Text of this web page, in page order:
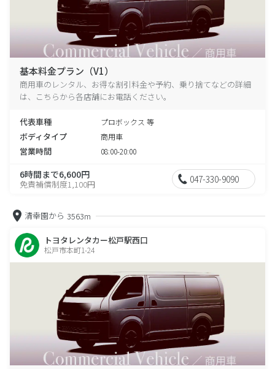
基本料金プラン（V1）
商用車のレンタル、お得な割引料金や予約、乗り捨てなどの詳細
は、こちらから各店舗にお電話ください。
代表車種 プロボックス 等
ボディタイプ 商用車
営業時間 08:00-20:00
6時間まで6,600円
免責補償制度1,100円 047-330-9090
清幸園から 3563m
トヨタレンタカー松戸駅西口
松戸市本町1-24